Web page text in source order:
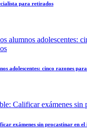
para retirados
adolescentes: cinco razones
exámenes sin procastinar en el